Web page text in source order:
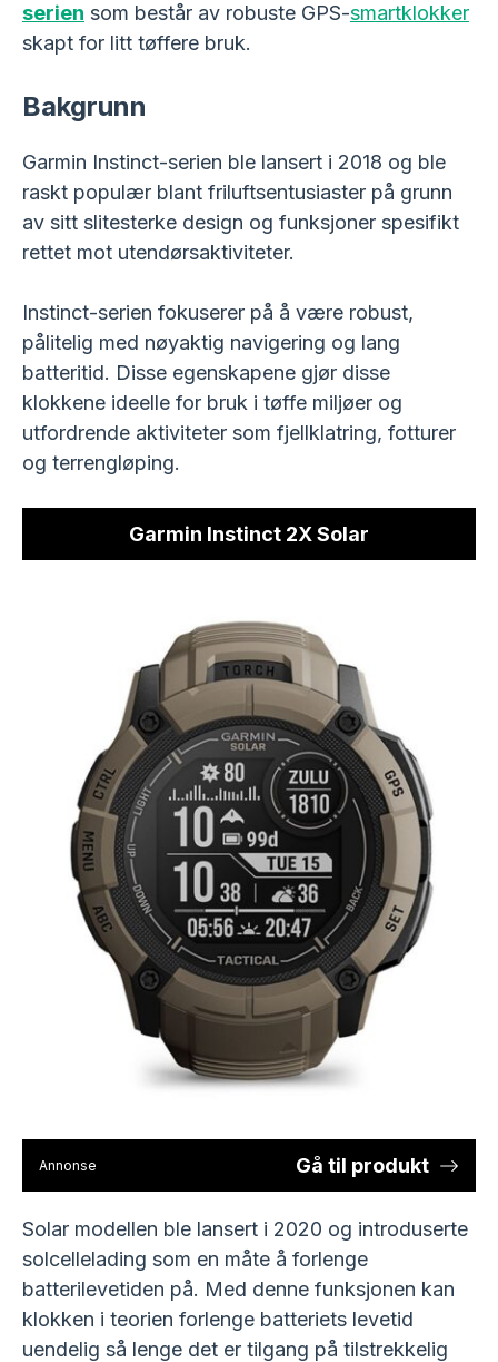
serien som består av robuste GPS-smartklokker
skapt for litt tøffere bruk.
Bakgrunn
Garmin Instinct-serien ble lansert i 2018 og ble
raskt populær blant friluftsentusiaster på grunn
av sitt slitesterke design og funksjoner spesifikt
rettet mot utendørsaktiviteter.
Instinct-serien fokuserer på å være robust,
pålitelig med nøyaktig navigering og lang
batteritid. Disse egenskapene gjør disse
klokkene ideelle for bruk i tøffe miljøer og
utfordrende aktiviteter som fjellklatring, fotturer
og terrengløping.
Garmin Instinct 2X Solar
Annonse Gå til produkt
Solar modellen ble lansert i 2020 og introduserte
solcellelading som en måte å forlenge
batterilevetiden på. Med denne funksjonen kan
klokken i teorien forlenge batteriets levetid
uendelig så lenge det er tilgang på tilstrekkelig